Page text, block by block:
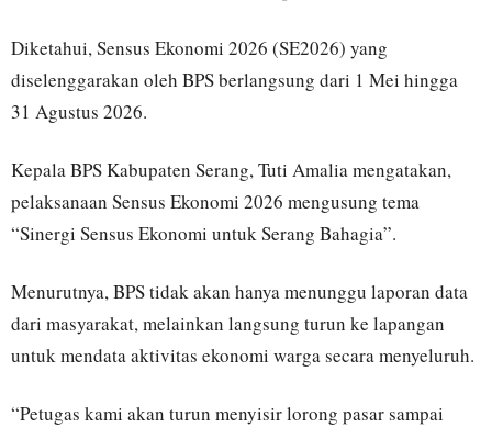
Diketahui, Sensus Ekonomi 2026 (SE2026) yang
diselenggarakan oleh BPS berlangsung dari 1 Mei hingga
31 Agustus 2026.
Kepala BPS Kabupaten Serang, Tuti Amalia mengatakan,
pelaksanaan Sensus Ekonomi 2026 mengusung tema
“Sinergi Sensus Ekonomi untuk Serang Bahagia”.
Menurutnya, BPS tidak akan hanya menunggu laporan data
dari masyarakat, melainkan langsung turun ke lapangan
untuk mendata aktivitas ekonomi warga secara menyeluruh.
“Petugas kami akan turun menyisir lorong pasar sampai